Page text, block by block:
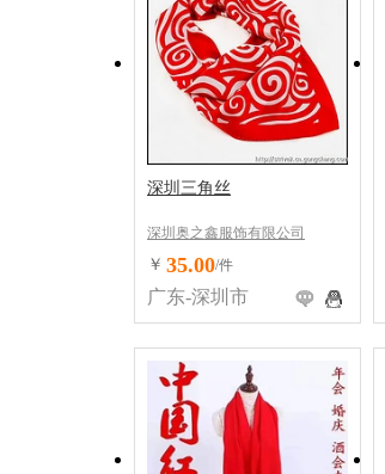
深圳三角丝
深圳奥之鑫服饰有限公司
￥ 35.00/件
广东-深圳市